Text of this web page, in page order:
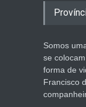
Somos
se
forma de
Francisco